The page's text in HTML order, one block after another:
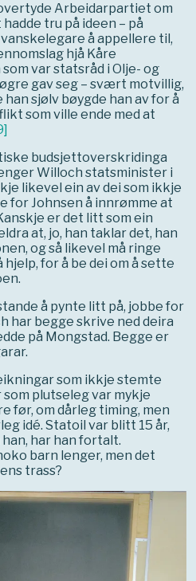
Arbeidarpartiet om
tru på ideen – på
å appellere til,
hjå Kåre
var statsråd i Olje- og
gav seg – svært motvillig,
sjølv bøygde han av for å
som ville ende med at
]
budsjettoverskridinga
Willoch statsminister i
likevel ein av dei som ikkje
for Johnsen å innrømme at
er det litt som ein
at, jo, han taklar det, han
og så likevel må ringe
for å be dei om å sette
å pynte litt på, jobbe for
har begge skrive ned deira
på Mongstad. Begge er
som ikkje stemte
plutseleg var mykje
før, om dårleg timing, men
idé. Statoil var blitt 15 år,
har han fortalt.
barn lenger, men det
trass?